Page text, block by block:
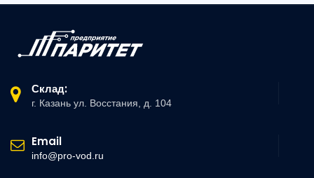
Склад:
г. Казань ул. Восстания, д. 104
Email
info@pro-vod.ru